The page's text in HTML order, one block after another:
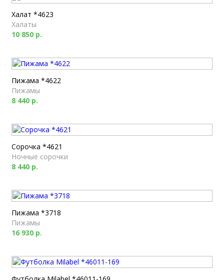
Халат *4623
Халаты
10 850 р.
Пижама *4622
Пижамы
8 440 р.
Сорочка *4621
Ночные сорочки
8 440 р.
Пижама *3718
Пижамы
16 930 р.